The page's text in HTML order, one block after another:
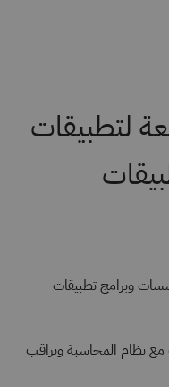
لتطبيقات
وبرامج تطبيقات
مع نظام المحاسبة وتراقب